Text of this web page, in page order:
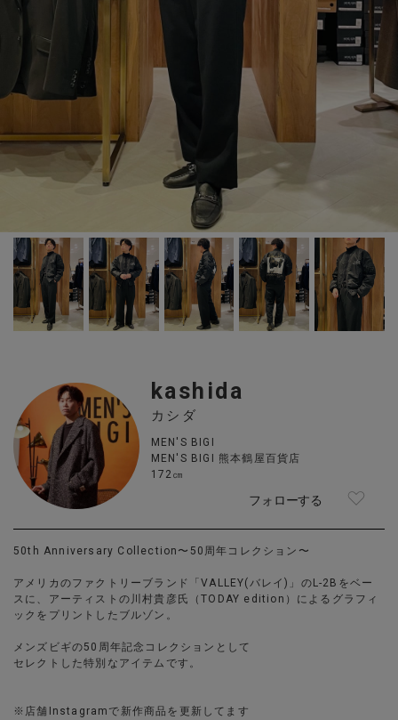
kashida
カシダ
MEN'S BIGI
MEN'S BIGI 熊本鶴屋百貨店
172㎝
フォローする
50th Anniversary Collection〜50周年コレクション〜
アメリカのファクトリーブランド「VALLEY(バレイ)」のL-2Bをベー
スに、アーティストの川村貴彦氏（TODAY edition）によるグラフィ
ックをプリントしたブルゾン。
メンズビギの50周年記念コレクションとして
セレクトした特別なアイテムです。
※店舗Instagramで新作商品を更新してます